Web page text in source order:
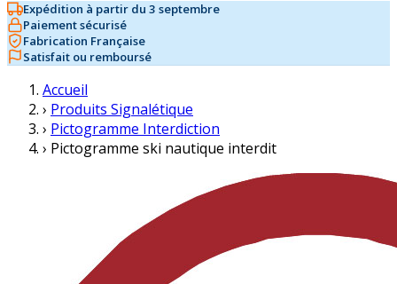
Expédition à partir du 3 septembre
Paiement sécurisé
Fabrication Française
Satisfait ou remboursé
Accueil
› Produits Signalétique
› Pictogramme Interdiction
› Pictogramme ski nautique interdit